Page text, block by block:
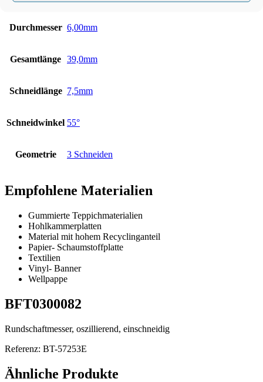
Durchmesser 6,00mm
Gesamtlänge 39,0mm
Schneidlänge 7,5mm
Schneidwinkel 55°
Geometrie 3 Schneiden
Empfohlene Materialien
Gummierte Teppichmaterialien
Hohlkammerplatten
Material mit hohem Recyclinganteil
Papier- Schaumstoffplatte
Textilien
Vinyl- Banner
Wellpappe
BFT0300082
Rundschaftmesser, oszillierend, einschneidig
Referenz: BT-57253E
Ähnliche Produkte